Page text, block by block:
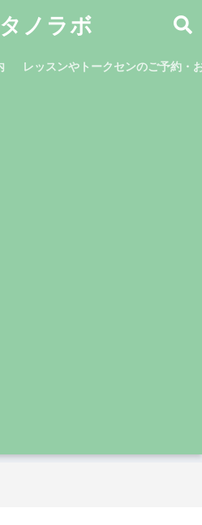
ノラボ
レッスンやトークセンのご予約・